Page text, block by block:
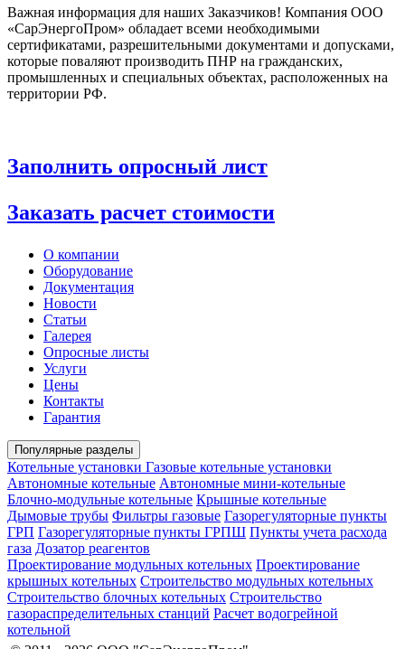
Важная информация для наших Заказчиков! Компания ООО
«СарЭнергоПром» обладает всеми необходимыми
сертификатами, разрешительными документами и допусками,
которые поваляют производить ПНР на гражданских,
промышленных и специальных объектах, расположенных на
территории РФ.
Заполнить опросный лист
Заказать расчет стоимости
О компании
Оборудование
Документация
Новости
Статьи
Галерея
Опросные листы
Услуги
Цены
Контакты
Гарантия
Популярные разделы
Котельные установки Газовые котельные установки
Автономные котельные Автономные мини-котельные
Блочно-модульные котельные Крышные котельные
Дымовые трубы Фильтры газовые Газорегуляторные пункты
ГРП Газорегуляторные пункты ГРПШ Пункты учета расхода
газа Дозатор реагентов
Проектирование модульных котельных Проектирование
крышных котельных Строительство модульных котельных
Строительство блочных котельных Строительство
газораспределительных станций Расчет водогрейной
котельной